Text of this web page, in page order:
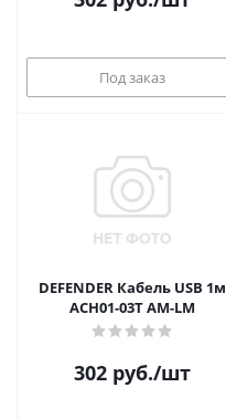
Под заказ
DEFENDER Кабель USB 1м
АСН01-03Т АМ-LM
302 руб./шт